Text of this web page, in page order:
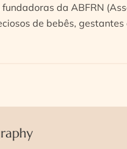
da ABFRN
de bebês, gestantes